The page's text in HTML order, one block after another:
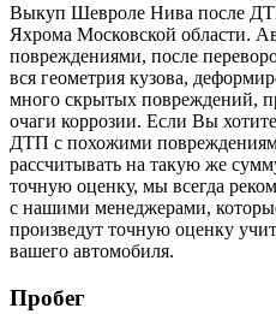
Выкуп Шевроле Нива после
Яхрома Московской области.
повреждениями, после
вся геометрия кузова,
много скрытых повреждений,
очаги коррозии. Если Вы
ДТП с похожими
рассчитывать на такую же
точную оценку, мы всегда
с нашими менеджерами,
произведут точную оценку
вашего автомобиля.
Пробег